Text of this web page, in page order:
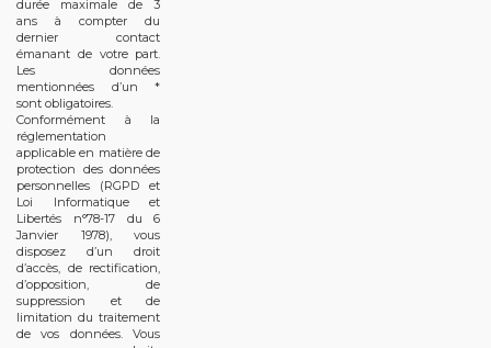
durée maximale de 3
ans à compter du
dernier contact
émanant de votre part.
Les données
mentionnées d’un *
sont obligatoires.
Conformément à la
réglementation
applicable en matière de
protection des données
personnelles (RGPD et
Loi Informatique et
Libertés n°78-17 du 6
Janvier 1978), vous
disposez d’un droit
d’accès, de rectification,
d’opposition, de
suppression et de
limitation du traitement
de vos données. Vous